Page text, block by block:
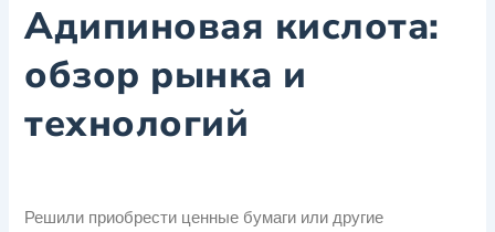
Адипиновая кислота:
обзор рынка и
технологий
Решили приобрести ценные бумаги или другие